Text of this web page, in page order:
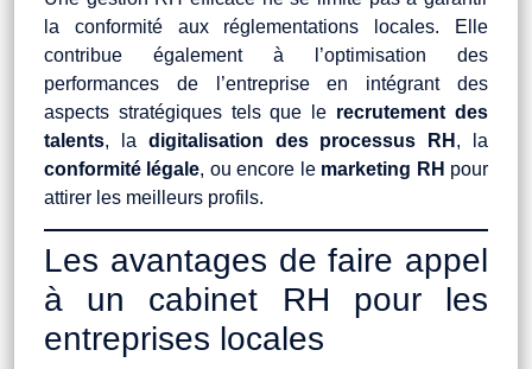
la conformité aux réglementations locales. Elle
contribue également à l’optimisation des
performances de l’entreprise en intégrant des
aspects stratégiques tels que le recrutement des
talents, la digitalisation des processus RH , la
conformité légale, ou encore le marketing RH pour
attirer les meilleurs profils.
Les avantages de faire appel
à un cabinet RH pour les
entreprises locales